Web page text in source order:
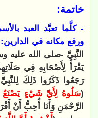
خاتمة:
- كلَّما تعبَّد العبد
ورفع مكانه في الدارين:
النَّبِيَّ -صلى الله
يَقْرَأُ لِأَصْحَابِهِ فِي
رَجَعُوا ذَكَرُوا ذَلِكَ
(سَلُوهُ لِأَيِّ شَيْءٍ يَصْنَعُ
الرَّحْمَنِ وَأَنَا أُحِبُّ أَنْ